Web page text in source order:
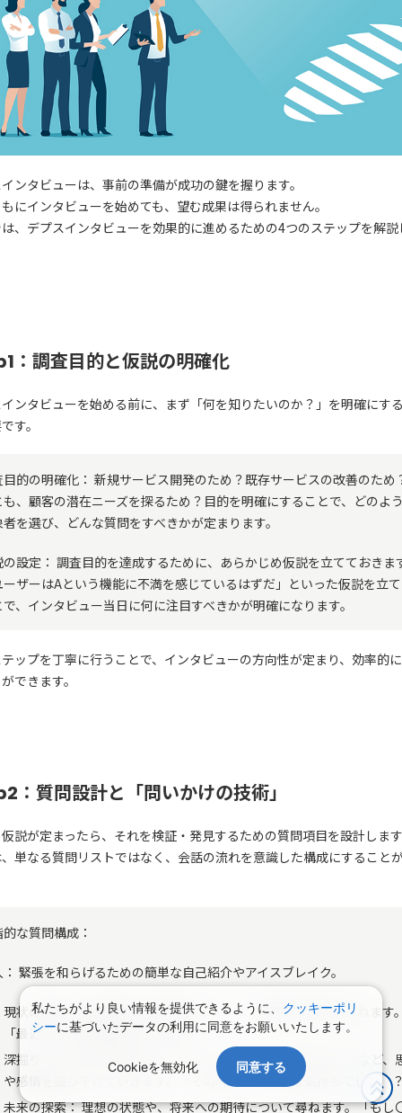
ンタビューは、事前の準備が成功の鍵を握ります。
にインタビューを始めても、望む成果は得られません。
、デプスインタビューを効果的に進めるための4つのステップを解説
：調査目的と仮説の明確化
ンタビューを始める前に、まず「何を知りたいのか？」を明確にす
す。
目的の明確化： 新規サービス開発のため？既存サービスの改善のため
も、顧客の潜在ニーズを探るため？目的を明確にすることで、どのよ
を選び、どんな質問をすべきかが定まります。
の設定： 調査目的を達成するために、あらかじめ仮説を立てておきま
ーザーはAという機能に不満を感じているはずだ」といった仮説を立
、インタビュー当日に何に注目すべきかが明確になります。
ップを丁寧に行うことで、インタビューの方向性が定まり、効率的
できます。
：質問設計と「問いかけの技術」
説が定まったら、それを検証・発見するための質問項目を設計しま
単なる質問リストではなく、会話の流れを意識した構成にすること
な質問構成：
緊張を和らげるための簡単な自己紹介やアイスブレイク。
現状の把握： 対象者の行動や経験について、客観的な事実を尋ねます
「最近、〇〇を利用しましたか？」
深掘り： なぜその行動をとったのか、その時にどう感じたのかなど、
や感情を掘り下げていきます。「その時、どのような気持ちでしたか
未来の探索： 理想の状態や、将来への期待について尋ねます。「もし
私たちがより良い情報を提供できるように、 クッキーポリ
シーに基づいたデータの利用に同意をお願いいたします。
Cookieを無効化 同意する